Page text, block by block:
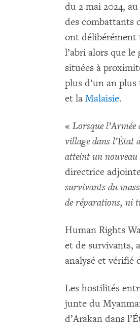
du 2 mai 2024,
des combattants
ont délibérément
l’abri alors que
situées à
plus d’un an
et la Malaisie.
« Lorsque
village dans l’État
atteint un
directrice
survivants du
de réparations, ni
Human Rights
et de survivants,
analysé et vérifié
Les hostilités
junte du
d’Arakan dans